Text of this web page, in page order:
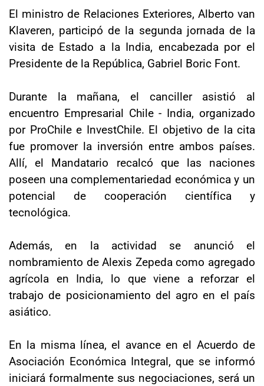
El ministro de Relaciones Exteriores, Alberto van
Klaveren, participó de la segunda jornada de la
visita de Estado a la India, encabezada por el
Presidente de la República, Gabriel Boric Font.
Durante la mañana, el canciller asistió al
encuentro Empresarial Chile - India, organizado
por ProChile e InvestChile. El objetivo de la cita
fue promover la inversión entre ambos países.
Allí, el Mandatario recalcó que las naciones
poseen una complementariedad económica y un
potencial de cooperación científica y
tecnológica.
Además, en la actividad se anunció el
nombramiento de Alexis Zepeda como agregado
agrícola en India, lo que viene a reforzar el
trabajo de posicionamiento del agro en el país
asiático.
En la misma línea, el avance en el Acuerdo de
Asociación Económica Integral, que se informó
iniciará formalmente sus negociaciones, será un